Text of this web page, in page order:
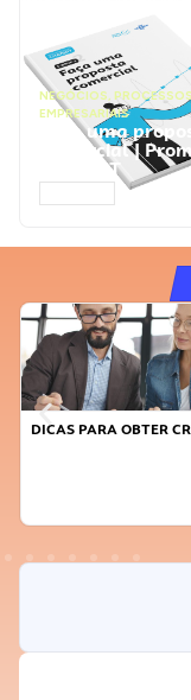
NEGÓCIOS,
EMPRESARIAIS
Faça uma
comercial |
ChatGPT
DICAS PARA OBTER